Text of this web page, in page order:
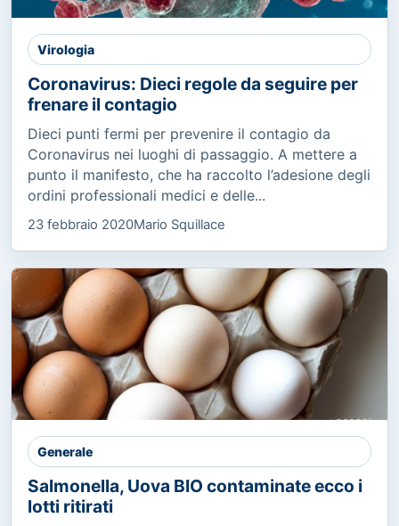
Virologia
Coronavirus: Dieci regole da seguire per
frenare il contagio
Dieci punti fermi per prevenire il contagio da
Coronavirus nei luoghi di passaggio. A mettere a
punto il manifesto, che ha raccolto l’adesione degli
ordini professionali medici e delle...
23 febbraio 2020Mario Squillace
Generale
Salmonella, Uova BIO contaminate ecco i
lotti ritirati